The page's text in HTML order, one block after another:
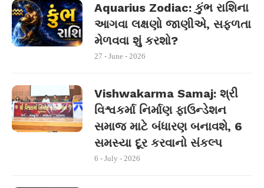
Aquarius Zodiac: કુંભ રાશિના
આગવા લક્ષણો જાણીએ, સફળતા
મેળવવા શું કરશો?
27 - June - 2026
Vishwakarma Samaj: શ્રી
વિશ્વકર્મા નિર્માણ ફાઉન્ડેશન
સમાજ માટે બંધારણ બનાવશે, 6
સમસ્યા દૂર કરવાનો સંકલ્પ
6 - July - 2026